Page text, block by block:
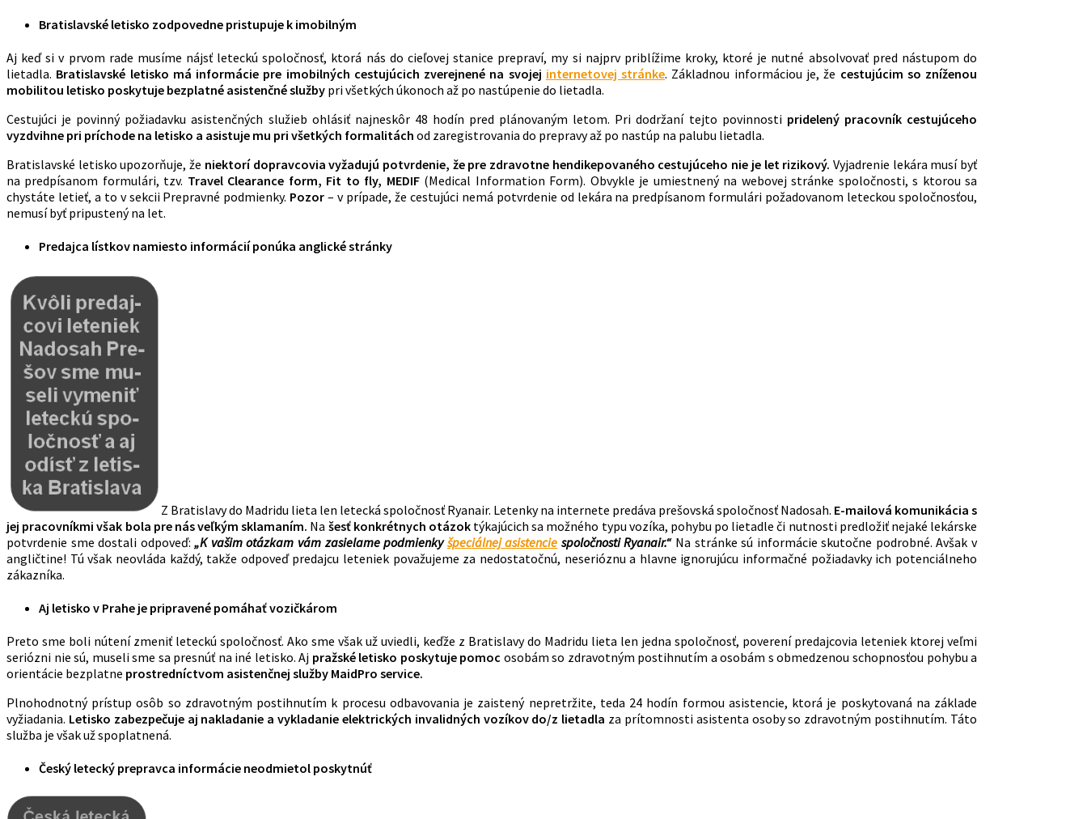
Bratislavské letisko zodpovedne pristupuje k imobilným
Aj keď si v prvom rade musíme nájsť leteckú spoločnosť, ktorá nás do cieľovej stanice prepraví, my si najprv priblížime kroky, ktoré je nutné absolvovať pred nástupom do
lietadla. Bratislavské letisko má informácie pre imobilných cestujúcich zverejnené na svojej internetovej stránke. Základnou informáciou je, že cestujúcim so zníženou
mobilitou letisko poskytuje bezplatné asistenčné služby pri všetkých úkonoch až po nastúpenie do lietadla.
Cestujúci je povinný požiadavku asistenčných služieb ohlásiť najneskôr 48 hodín pred plánovaným letom. Pri dodržaní tejto povinnosti pridelený pracovník cestujúceho
vyzdvihne pri príchode na letisko a asistuje mu pri všetkých formalitách od zaregistrovania do prepravy až po nastúp na palubu lietadla.
Bratislavské letisko upozorňuje, že niektorí dopravcovia vyžadujú potvrdenie, že pre zdravotne hendikepovaného cestujúceho nie je let rizikový. Vyjadrenie lekára musí byť
na predpísanom formulári, tzv. Travel Clearance form, Fit to fly, MEDIF (Medical Information Form). Obvykle je umiestnený na webovej stránke spoločnosti, s ktorou sa
chystáte letieť, a to v sekcii Prepravné podmienky. Pozor – v prípade, že cestujúci nemá potvrdenie od lekára na predpísanom formulári požadovanom leteckou spoločnosťou,
nemusí byť pripustený na let.
Predajca lístkov namiesto informácií ponúka anglické stránky
Z Bratislavy do Madridu lieta len letecká spoločnosť Ryanair. Letenky na internete predáva prešovská spoločnosť Nadosah. E-mailová komunikácia s
jej pracovníkmi však bola pre nás veľkým sklamaním. Na šesť konkrétnych otázoktýkajúcich sa možného typu vozíka, pohybu po lietadle či nutnosti predložiť nejaké lekárske
potvrdenie sme dostali odpoveď:„K vašim otázkam vám zasielame podmienkyšpeciálnej asistencie spoločnosti Ryanair.“ Na stránke sú informácie skutočne podrobné. Avšak v
angličtine! Tú však neovláda každý, takže odpoveď predajcu leteniek považujeme za nedostatočnú, neserióznu a hlavne ignorujúcu informačné požiadavky ich potenciálneho
zákazníka.
Aj letisko v Prahe je pripravené pomáhať vozičkárom
Preto sme boli nútení zmeniť leteckú spoločnosť. Ako sme však už uviedli, keďže z Bratislavy do Madridu lieta len jedna spoločnosť, poverení predajcovia leteniek ktorej veľmi
seriózni nie sú, museli sme sa presnúť na iné letisko. Aj pražské letisko poskytuje pomoc osobám so zdravotným postihnutím a osobám s obmedzenou schopnosťou pohybu a
orientácie bezplatne prostredníctvom asistenčnej služby MaidPro service.
Plnohodnotný prístup osôb so zdravotným postihnutím k procesu odbavovania je zaistený nepretržite, teda 24 hodín formou asistencie, ktorá je poskytovaná na základe
vyžiadania. Letisko zabezpečuje aj nakladanie a vykladanie elektrických invalidných vozíkov do/z lietadla za prítomnosti asistenta osoby so zdravotným postihnutím. Táto
služba je však už spoplatnená.
Český letecký prepravca informácie neodmietol poskytnúť